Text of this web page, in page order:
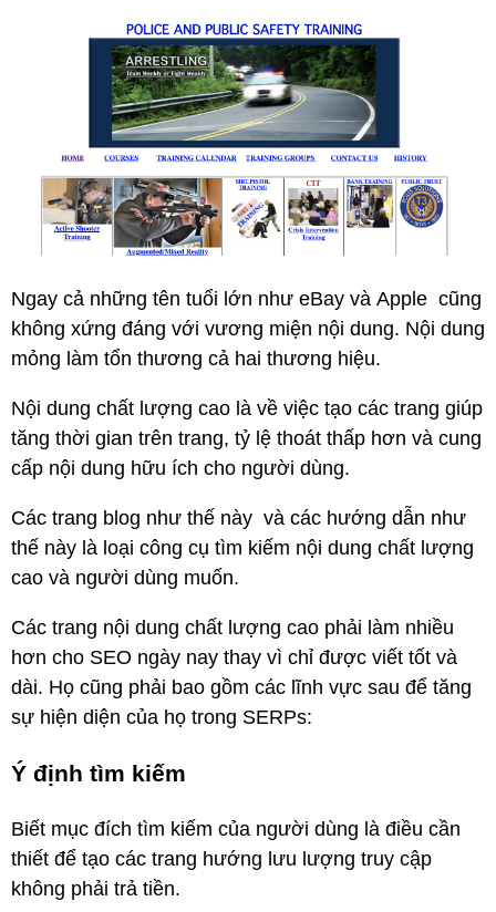
Ngay cả những tên tuổi lớn như eBay và Apple cũng
không xứng đáng với vương miện nội dung. Nội dung
mỏng làm tổn thương cả hai thương hiệu.
Nội dung chất lượng cao là về việc tạo các trang giúp
tăng thời gian trên trang, tỷ lệ thoát thấp hơn và cung
cấp nội dung hữu ích cho người dùng.
Các trang blog như thế này và các hướng dẫn như
thế này là loại công cụ tìm kiếm nội dung chất lượng
cao và người dùng muốn.
Các trang nội dung chất lượng cao phải làm nhiều
hơn cho SEO ngày nay thay vì chỉ được viết tốt và
dài. Họ cũng phải bao gồm các lĩnh vực sau để tăng
sự hiện diện của họ trong SERPs:
Ý định tìm kiếm
Biết mục đích tìm kiếm của người dùng là điều cần
thiết để tạo các trang hướng lưu lượng truy cập
không phải trả tiền.